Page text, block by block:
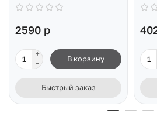
2590 р
В корзину
Быстрый заказ